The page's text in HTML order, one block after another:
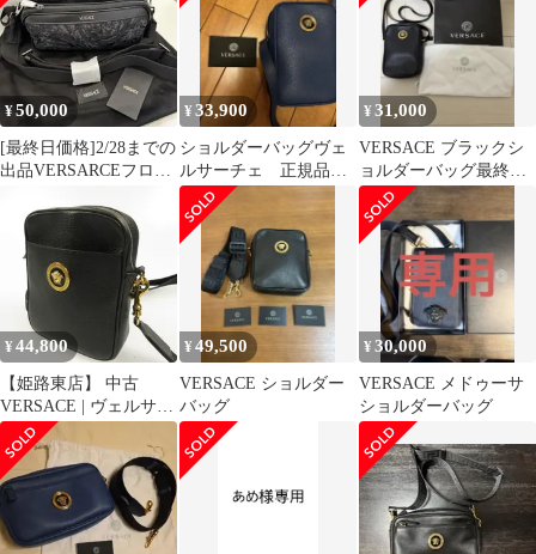
¥50,000
[最終日価格]2/28までの
出品VERSARCEフロー
¥33,900
ショルダーバッグヴェ
ルサーチェ 正規品
カード&袋付き
¥31,000
VERSACE ブラックシ
ョルダーバッグ最終値
下げ 11月に金額戻しま
す
¥44,800
【姫路東店】 中古
VERSACE | ヴェルサー
チ ショルダーバッグ メ
デューサ 1002885 カー
フスキン 【122】
¥49,500
VERSACE ショルダー
バッグ
¥30,000
VERSACE メドゥーサ
ショルダーバッグ